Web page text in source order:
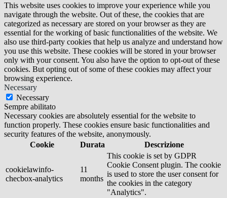
This website uses cookies to improve your experience while you
navigate through the website. Out of these, the cookies that are
categorized as necessary are stored on your browser as they are
essential for the working of basic functionalities of the website. We
also use third-party cookies that help us analyze and understand how
you use this website. These cookies will be stored in your browser
only with your consent. You also have the option to opt-out of these
cookies. But opting out of some of these cookies may affect your
browsing experience.
Necessary
Necessary
Sempre abilitato
Necessary cookies are absolutely essential for the website to
function properly. These cookies ensure basic functionalities and
security features of the website, anonymously.
Cookie
Durata Descrizione
cookielawinfo-
checbox-analytics
11
months
This cookie is set by GDPR
Cookie Consent plugin. The cookie
is used to store the user consent for
the cookies in the category
"Analytics".